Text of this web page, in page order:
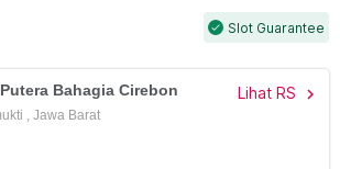
check Slot Guarantee
Bahagia Cirebon Lihat RS chevron_right
, Jawa Barat